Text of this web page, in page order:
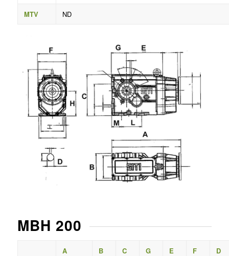
MTV ND
MBH 200
A B C G E F D